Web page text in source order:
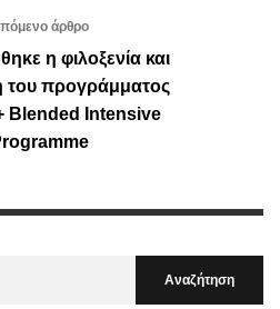
άρθρο
η φιλοξενία και
του προγράμματος
Blended Intensive